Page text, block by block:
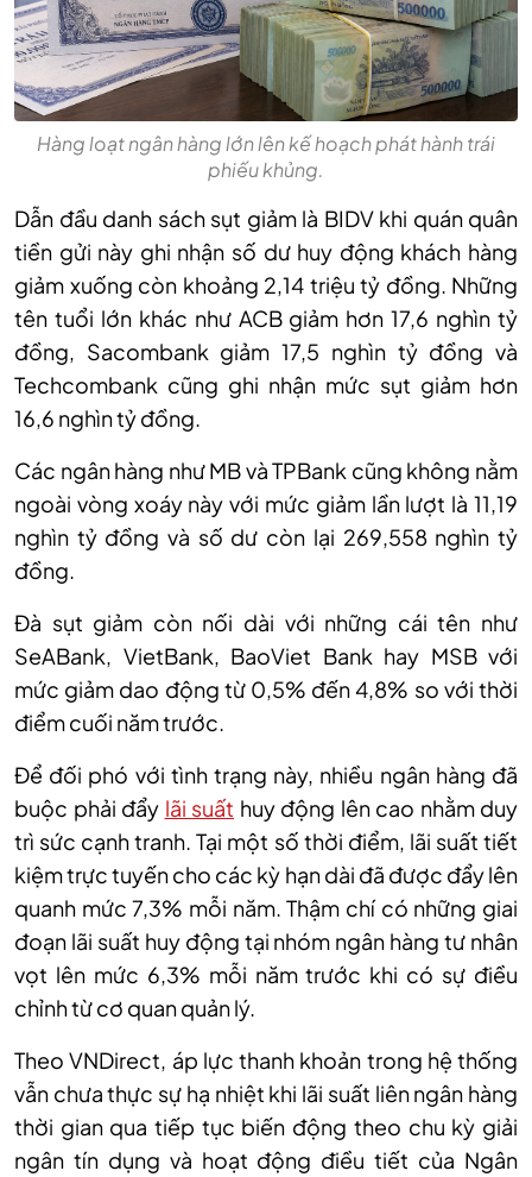
Hàng loạt ngân hàng lớn lên kế hoạch phát hành trái
phiếu khủng.
Dẫn đầu danh sách sụt giảm là BIDV khi quán quân
tiền gửi này ghi nhận số dư huy động khách hàng
giảm xuống còn khoảng 2,14 triệu tỷ đồng. Những
tên tuổi lớn khác như ACB giảm hơn 17,6 nghìn tỷ
đồng, Sacombank giảm 17,5 nghìn tỷ đồng và
Techcombank cũng ghi nhận mức sụt giảm hơn
16,6 nghìn tỷ đồng.
Các ngân hàng như MB và TPBank cũng không nằm
ngoài vòng xoáy này với mức giảm lần lượt là 11,19
nghìn tỷ đồng và số dư còn lại 269,558 nghìn tỷ
đồng.
Đà sụt giảm còn nối dài với những cái tên như
SeABank, VietBank, BaoViet Bank hay MSB với
mức giảm dao động từ 0,5% đến 4,8% so với thời
điểm cuối năm trước.
Để đối phó với tình trạng này, nhiều ngân hàng đã
buộc phải đẩy lãi suất huy động lên cao nhằm duy
trì sức cạnh tranh. Tại một số thời điểm, lãi suất tiết
kiệm trực tuyến cho các kỳ hạn dài đã được đẩy lên
quanh mức 7,3% mỗi năm. Thậm chí có những giai
đoạn lãi suất huy động tại nhóm ngân hàng tư nhân
vọt lên mức 6,3% mỗi năm trước khi có sự điều
chỉnh từ cơ quan quản lý.
Theo VNDirect, áp lực thanh khoản trong hệ thống
vẫn chưa thực sự hạ nhiệt khi lãi suất liên ngân hàng
thời gian qua tiếp tục biến động theo chu kỳ giải
ngân tín dụng và hoạt động điều tiết của Ngân